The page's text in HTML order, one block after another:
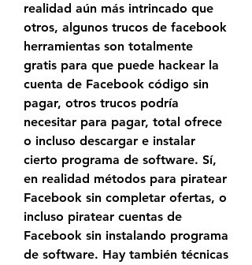
realidad aún más intrincado que
otros, algunos trucos de facebook
herramientas son totalmente
gratis para que puede hackear la
cuenta de Facebook código sin
pagar, otros trucos podría
necesitar para pagar, total ofrece
o incluso descargar e instalar
cierto programa de software. Sí,
en realidad métodos para piratear
Facebook sin completar ofertas, o
incluso piratear cuentas de
Facebook sin instalando programa
de software. Hay también técnicas